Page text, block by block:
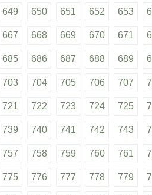
649 650 651 652 653
667 668 669 670 671
685 686 687 688 689
703 704 705 706 707
721 722 723 724 725
739 740 741 742 743
757 758 759 760 761
775 776 777 778 779